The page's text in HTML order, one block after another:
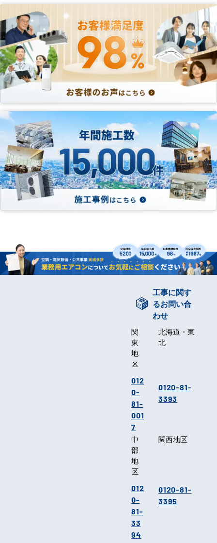
工事に関す
るお問い合
わせ
関
東
地
区
012
0-
81-
001
7
北海道・東
北
0120-81-
3393
中
部
地
区
012
0-
81-
33
94
関西地区
0120-81-
3395